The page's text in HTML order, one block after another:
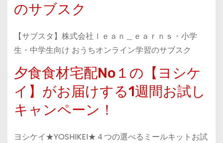
のサブスク
【サブスタ】株式会社ｌｅａｎ＿ｅａｒｎｓ・小学
生・中学生向け おうちオンライン学習のサブスク
夕食食材宅配No１の【ヨシケ
イ】がお届けする1週間お試し
キャンペーン！
ヨシケイ★YOSHIKEI★４つの選べるミールキットお試